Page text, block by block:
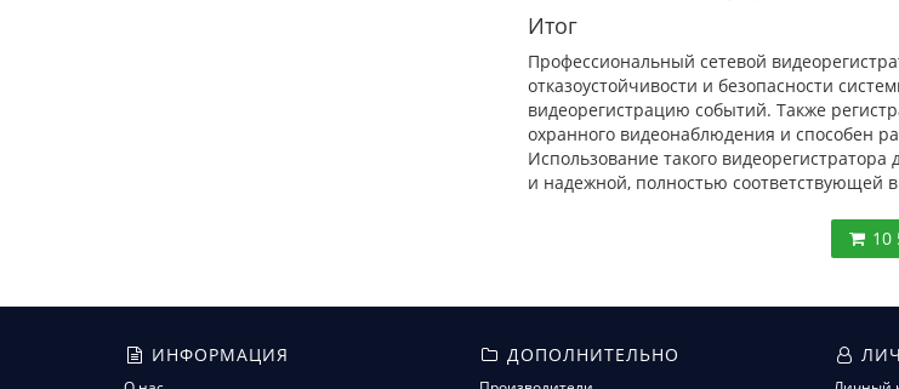
Итог
Профессиональный сетевой
отказоустойчивости и безопасности
видеорегистрацию событий. Также
охранного видеонаблюдения и способен
Использование такого
и надежной, полностью соответствующей
10
ИНФОРМАЦИЯ ДОПОЛНИТЕЛЬНО